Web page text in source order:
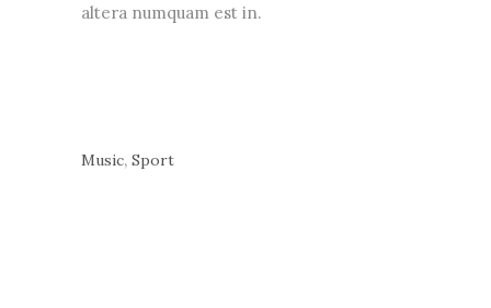
altera numquam est in.
Music, Sport